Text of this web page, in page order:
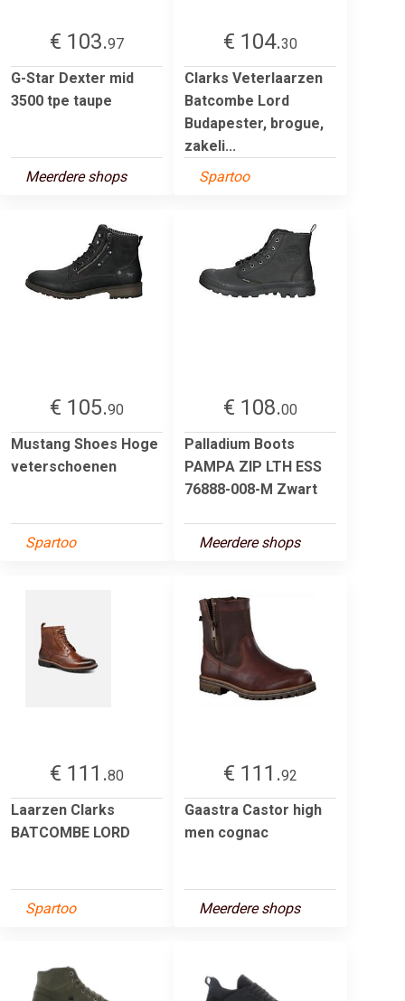
€ 103.97
G-Star Dexter mid
3500 tpe taupe
Meerdere shops
€ 104.30
Clarks Veterlaarzen
Batcombe Lord
Budapester, brogue,
zakeli...
Spartoo
€ 105.90
Mustang Shoes Hoge
veterschoenen
Spartoo
€ 108.00
Palladium Boots
PAMPA ZIP LTH ESS
76888-008-M Zwart
Meerdere shops
€ 111.80
Laarzen Clarks
BATCOMBE LORD
Spartoo
€ 111.92
Gaastra Castor high
men cognac
Meerdere shops